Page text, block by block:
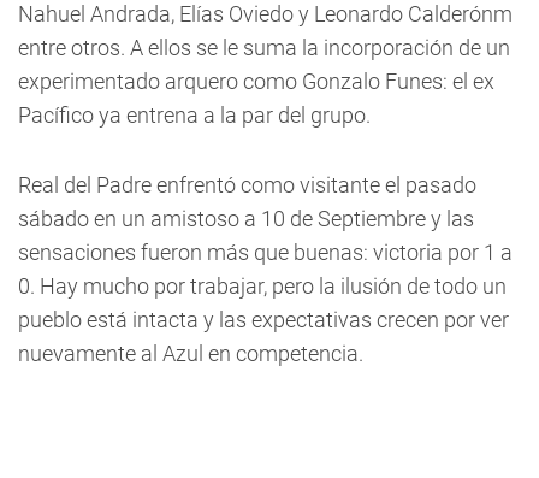
Nahuel Andrada, Elías Oviedo y Leonardo Calderónm
entre otros. A ellos se le suma la incorporación de un
experimentado arquero como Gonzalo Funes: el ex
Pacífico ya entrena a la par del grupo.
Real del Padre enfrentó como visitante el pasado
sábado en un amistoso a 10 de Septiembre y las
sensaciones fueron más que buenas: victoria por 1 a
0. Hay mucho por trabajar, pero la ilusión de todo un
pueblo está intacta y las expectativas crecen por ver
nuevamente al Azul en competencia.